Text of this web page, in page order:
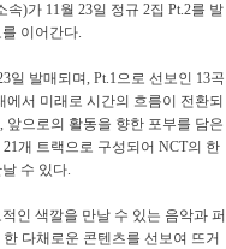
)가 11월 23일 정규 2집 Pt.2를 발
이어간다.
일 발매되며, Pt.1으로 선보인 13곡
에서 미래로 시간의 흐름이 전환되
앞으로의 활동을 향한 포부를 담은
21개 트랙으로 구성되어 NCT의 한
수 있다.
인 색깔을 만날 수 있는 음악과 퍼
다채로운 콘텐츠를 선보여 뜨거